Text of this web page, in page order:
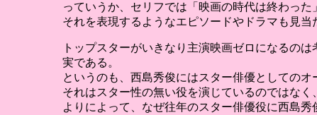
っていうか、セリフでは「映画の時代は終わっ
それを表現するようなエピソードやドラマも見当
トップスターがいきなり主演映画ゼロになるの
実である。
というのも、西島秀俊にはスター俳優としてのオ
それはスター性の無い役を演じているのではなく
よりによって、なぜ往年のスター俳優役に西島秀